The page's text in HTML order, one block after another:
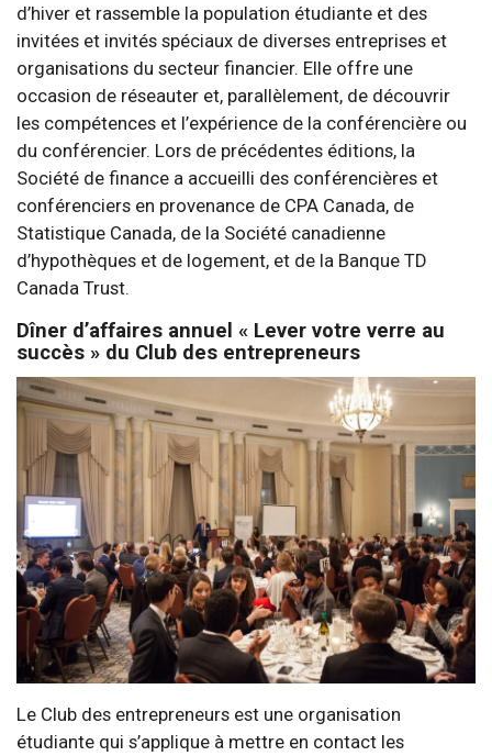
d’hiver et rassemble la population étudiante et des
invitées et invités spéciaux de diverses entreprises et
organisations du secteur financier. Elle offre une
occasion de réseauter et, parallèlement, de découvrir
les compétences et l’expérience de la conférencière ou
du conférencier. Lors de précédentes éditions, la
Société de finance a accueilli des conférencières et
conférenciers en provenance de CPA Canada, de
Statistique Canada, de la Société canadienne
d’hypothèques et de logement, et de la Banque TD
Canada Trust.
Dîner d’affaires annuel « Lever votre verre au
succès » du Club des entrepreneurs
Le Club des entrepreneurs est une organisation
étudiante qui s’applique à mettre en contact les